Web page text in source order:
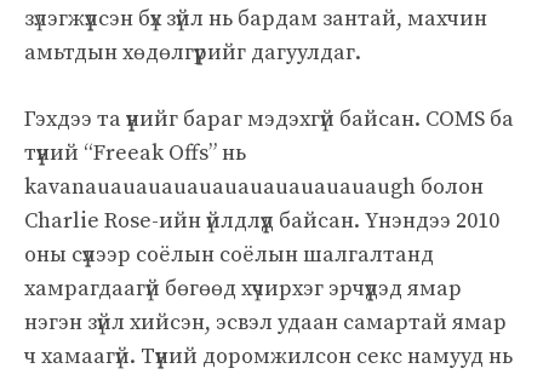
зүлэгжүүлсэн бүх зүйл нь бардам зантай, махчин
амьтдын хөдөлгүүрийг дагуулдаг.
Гэхдээ та үүнийг бараг мэдэхгүй байсан. COMS ба
түүний “Freeak Offs” нь
kavanauauauauauauauauauauauaugh болон
Charlie Rose-ийн үйлдлүүд байсан. Үнэндээ 2010
оны сүүлээр соёлын соёлын шалгалтанд
хамрагдаагүй бөгөөд хүчирхэг эрчүүдэд ямар
нэгэн зүйл хийсэн, эсвэл удаан самартай ямар
ч хамаагүй. Түүний доромжилсон секс намууд нь